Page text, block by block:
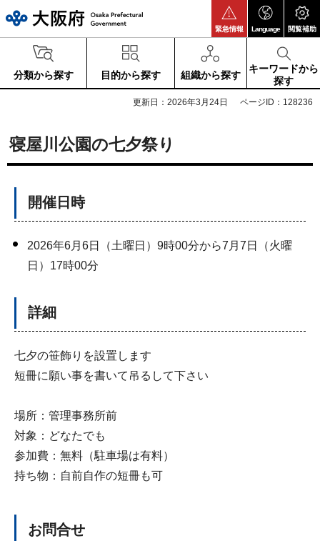
緊急情報 Language 閲覧補助
分類から探す 目的から探す 組織から探す
キーワードから
探す
更新日：2026年3月24日 ページID：128236
寝屋川公園の七夕祭り
開催日時
2026年6月6日（土曜日）9時00分から7月7日（火曜
日）17時00分
詳細
七夕の笹飾りを設置します
短冊に願い事を書いて吊るして下さい
場所：管理事務所前
対象：どなたでも
参加費：無料（駐車場は有料）
持ち物：自前自作の短冊も可
お問合せ